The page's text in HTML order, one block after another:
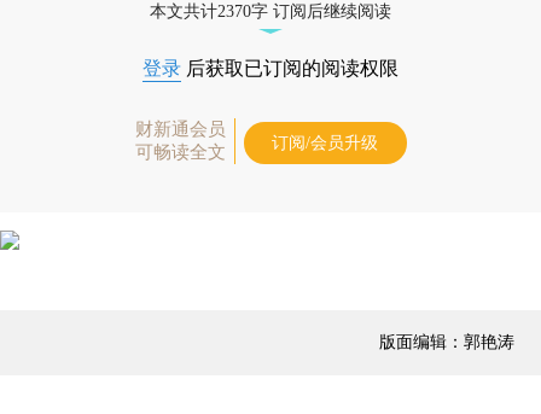
本文共计2370字 订阅后继续阅读
登录 后获取已订阅的阅读权限
财新通会员
可畅读全文
订阅/会员升级
版面编辑：郭艳涛